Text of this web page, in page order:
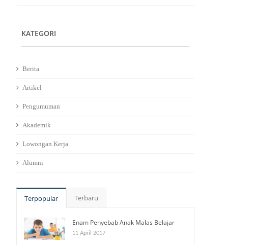
KATEGORI
Berita
Artikel
Pengumuman
Akademik
Lowongan Kerja
Alumni
Terpopular Terbaru
Enam Penyebab Anak Malas Belajar
11 April 2017